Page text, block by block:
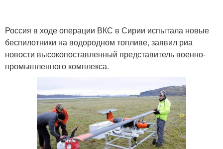
Россия в ходе операции ВКС в Сирии испытала новые
беспилотники на водородном топливе, заявил риа
новости высокопоставленный представитель военно-
промышленного комплекса.